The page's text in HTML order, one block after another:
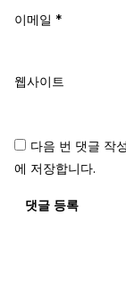
이메일 *
웹사이트
다음 번 댓글 작
에 저장합니다.
댓글 등록